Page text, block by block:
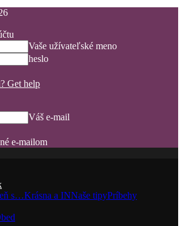
Vaše užívateľské meno
heslo
Get help
Váš e-mail
e-mailom
s…Krásna a INNaše tipyPríbehy